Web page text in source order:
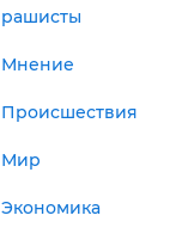
рашисты
Мнение
Происшествия
Мир
Экономика